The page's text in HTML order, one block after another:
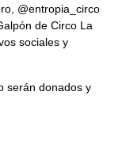
@entropia_circo
de Circo La
sociales y
serán donados y